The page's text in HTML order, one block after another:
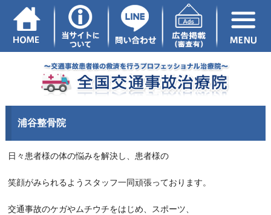
浦谷整骨院
日々患者様の体の悩みを解決し、患者様の
笑顔がみられるようスタッフ一同頑張っており ます。
交通事故のケガやムチウチをはじめ、スポーツ、